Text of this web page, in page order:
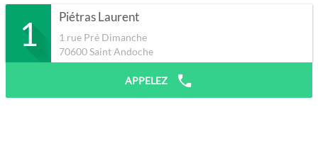
1 Piétras Laurent
1 rue Pré Dimanche
70600Saint Andoche
APPELEZ